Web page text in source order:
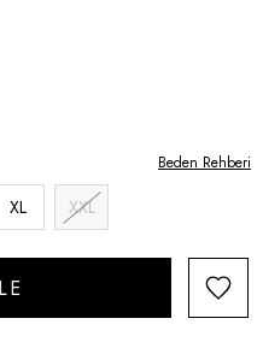
XL XXL
Beden Rehberi